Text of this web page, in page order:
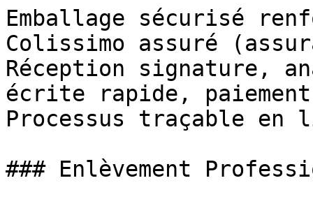
Emballage sécurisé
Colissimo assuré
Réception signature,
écrite rapide,
Processus traçable en
### Enlèvement